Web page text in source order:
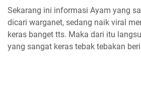
Sekarang ini informasi Ayam yang
dicari warganet, sedang naik viral
keras banget tts. Maka dari itu
yang sangat keras tebak tebakan